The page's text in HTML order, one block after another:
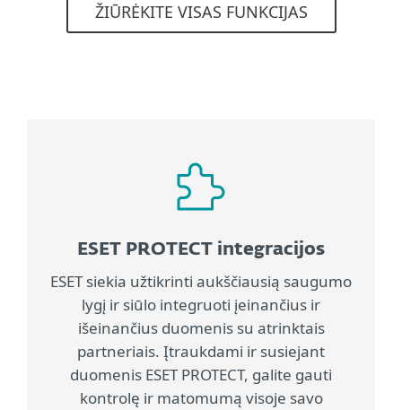
ŽIŪRĖKITE VISAS FUNKCIJAS
ESET PROTECT integracijos
ESET siekia užtikrinti aukščiausią saugumo
lygį ir siūlo integruoti įeinančius ir
išeinančius duomenis su atrinktais
partneriais. Įtraukdami ir susiejant
duomenis ESET PROTECT, galite gauti
kontrolę ir matomumą visoje savo